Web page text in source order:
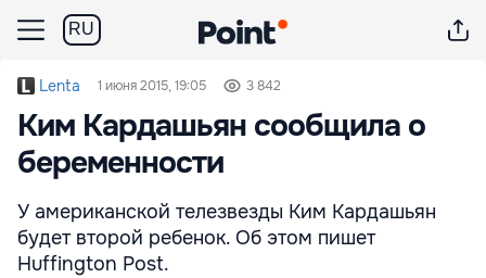
RU
Lenta 1 июня 2015, 19:05 3 842
Ким Кардашьян сообщила о
беременности
У американской телезвезды Ким Кардашьян
будет второй ребенок. Об этом пишет
Huffington Post.